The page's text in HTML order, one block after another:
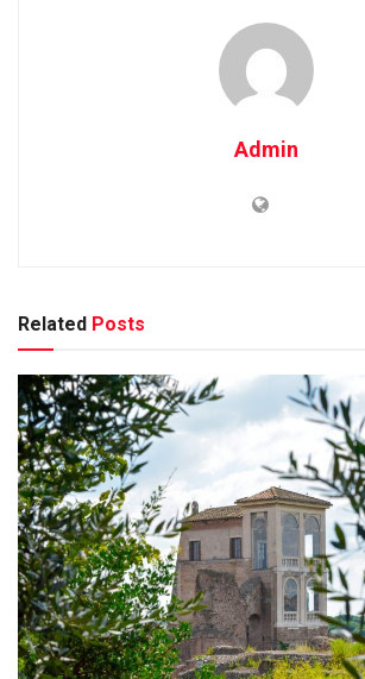
Admin
Related Posts